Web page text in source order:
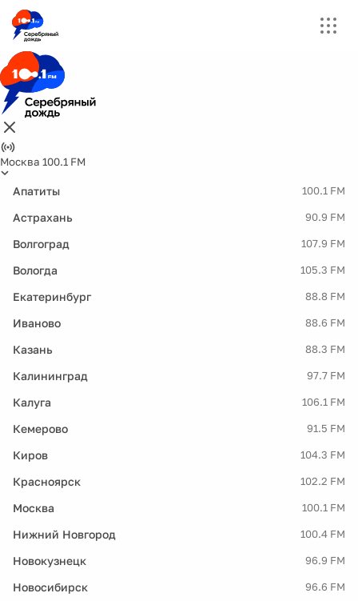
Москва 100.1 FM
Апатиты 100.1 FM
Астрахань 90.9 FM
Волгоград 107.9 FM
Вологда 105.3 FM
Екатеринбург 88.8 FM
Иваново 88.6 FM
Казань 88.3 FM
Калининград 97.7 FM
Калуга 106.1 FM
Кемерово 91.5 FM
Киров 104.3 FM
Красноярск 102.2 FM
Москва 100.1 FM
Нижний Новгород 100.4 FM
Новокузнецк 96.9 FM
Новосибирск 96.6 FM